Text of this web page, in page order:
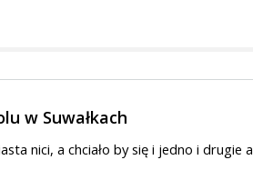
w Suwałkach
nici, a chciało by się i jedno i drugie